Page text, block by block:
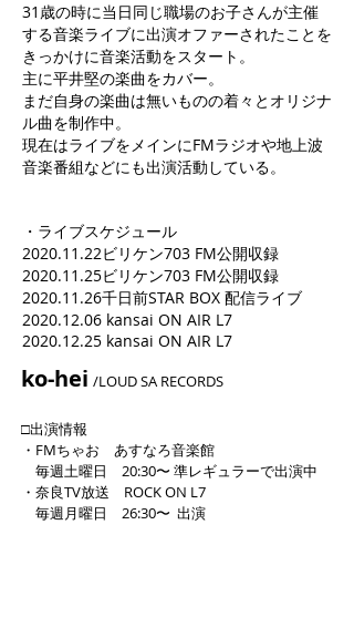
31歳の時に当日同じ職場のお子さんが主催
する音楽ライブに出演オファーされたことを
きっかけに音楽活動をスタート。
主に平井堅の楽曲をカバー。
まだ自身の楽曲は無いものの着々とオリジナ
ル曲を制作中。
現在はライブをメインにFMラジオや地上波
音楽番組などにも出演活動している。
・ライブスケジュール
2020.11.22ビリケン703 FM公開収録
2020.11.25ビリケン703 FM公開収録
2020.11.26千日前STAR BOX 配信ライブ
2020.12.06 kansai ON AIR L7
2020.12.25 kansai ON AIR L7
ko-hei /LOUD SA RECORDS
□出演情報
・FMちゃお あすなろ音楽館
毎週土曜日 20:30〜 準レギュラーで出演中
・奈良TV放送 ROCK ON L7
毎週月曜日 26:30〜 出演